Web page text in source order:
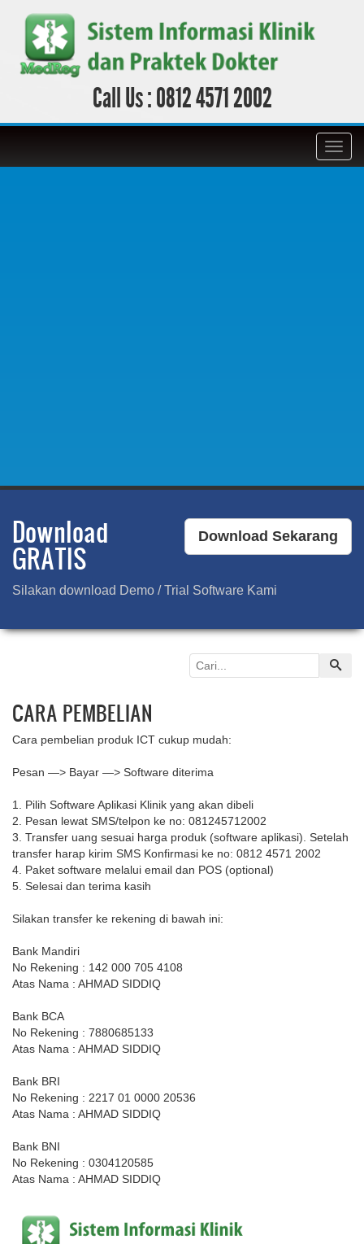
Call Us :0812 4571 2002
Download Sekarang
Download
GRATIS
Silakan download Demo / Trial Software Kami
CARA PEMBELIAN
Cara pembelian produk ICT cukup mudah:
Pesan —> Bayar —> Software diterima
1. Pilih Software Aplikasi Klinik yang akan dibeli
2. Pesan lewat SMS/telpon ke no: 081245712002
3. Transfer uang sesuai harga produk (software aplikasi). Setelah
transfer harap kirim SMS Konfirmasi ke no: 0812 4571 2002
4. Paket software melalui email dan POS (optional)
5. Selesai dan terima kasih
Silakan transfer ke rekening di bawah ini:
Bank Mandiri
No Rekening : 142 000 705 4108
Atas Nama : AHMAD SIDDIQ
Bank BCA
No Rekening : 7880685133
Atas Nama : AHMAD SIDDIQ
Bank BRI
No Rekening : 2217 01 0000 20536
Atas Nama : AHMAD SIDDIQ
Bank BNI
No Rekening : 0304120585
Atas Nama : AHMAD SIDDIQ